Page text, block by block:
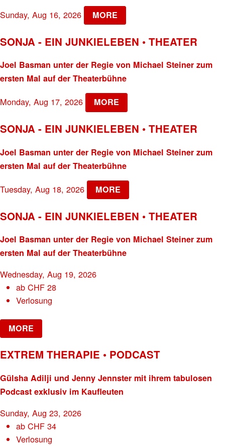
Sunday, Aug 16, 2026 MORE
SONJA - EIN JUNKIELEBEN • THEATER
Joel Basman unter der Regie von Michael Steiner zum
ersten Mal auf der Theaterbühne
Monday, Aug 17, 2026 MORE
SONJA - EIN JUNKIELEBEN • THEATER
Joel Basman unter der Regie von Michael Steiner zum
ersten Mal auf der Theaterbühne
Tuesday, Aug 18, 2026 MORE
SONJA - EIN JUNKIELEBEN • THEATER
Joel Basman unter der Regie von Michael Steiner zum
ersten Mal auf der Theaterbühne
Wednesday, Aug 19, 2026
abCHF 28
Verlosung
MORE
EXTREM THERAPIE • PODCAST
Gülsha Adilji und Jenny Jennster mit ihrem tabulosen
Podcast exklusiv im Kaufleuten
Sunday, Aug 23, 2026
abCHF 34
Verlosung